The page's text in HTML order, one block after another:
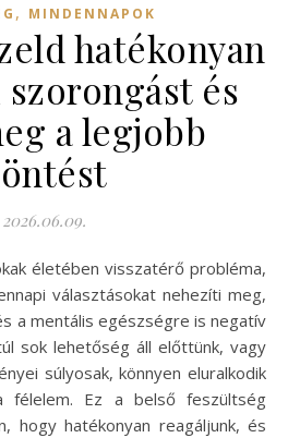
, MINDENNAPOK
hatékonyan
és
a legjobb
2026.06.09.
választásokat nehezíti meg,
a mentális egészségre is negatív
sok lehetőség áll előttünk, vagy
súlyosak, könnyen eluralkodik
félelem. Ez a belső feszültség
hogy hatékonyan reagáljunk, és